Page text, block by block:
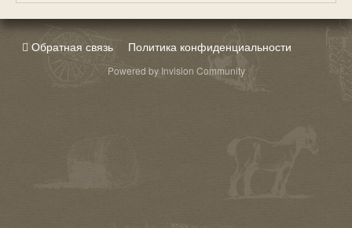
Обратная связь Политика конфиденциальности
Powered by Invision Community